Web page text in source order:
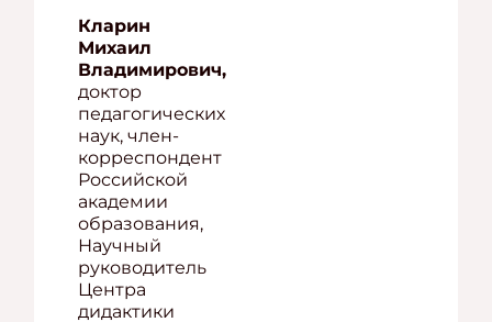
Кларин
Михаил
Владимирович,
доктор
педагогических
наук, член-
корреспондент
Российской
академии
образования,
Научный
руководитель
Центра
дидактики